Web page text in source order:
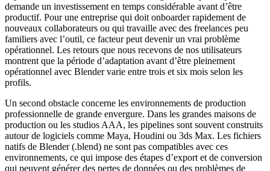
demande un investissement en temps considérable avant d’être
productif. Pour une entreprise qui doit onboarder rapidement de
nouveaux collaborateurs ou qui travaille avec des freelances peu
familiers avec l’outil, ce facteur peut devenir un vrai problème
opérationnel. Les retours que nous recevons de nos utilisateurs
montrent que la période d’adaptation avant d’être pleinement
opérationnel avec Blender varie entre trois et six mois selon les
profils.
Un second obstacle concerne les environnements de production
professionnelle de grande envergure. Dans les grandes maisons de
production ou les studios AAA, les pipelines sont souvent construits
autour de logiciels comme Maya, Houdini ou 3ds Max. Les fichiers
natifs de Blender (.blend) ne sont pas compatibles avec ces
environnements, ce qui impose des étapes d’export et de conversion
qui peuvent générer des pertes de données ou des problèmes de